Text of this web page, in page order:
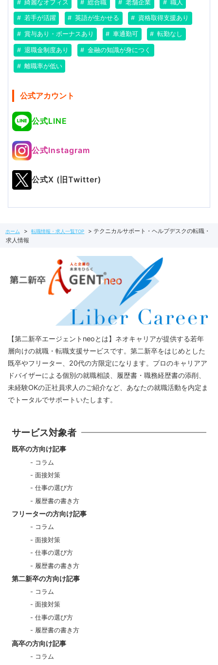
綺麗なオフィス 総合職 老舗企業 職人
若手が活躍 英語が生かせる 資格取得支援あり
賞与あり・ボーナスあり 車通勤可 転勤なし
退職金制度あり 金融の知識が身につく
離職率が低い
公式アカウント
公式LINE
公式Instagram
公式X (旧Twitter)
ホーム 転職情報・求人一覧TOP
テクニカルサポート・ヘルプデスクの転職・
求人情報
【第二新卒エージェントneoとは】ネオキャリアが提供する若年
層向けの就職・転職支援サービスです。第二新卒をはじめとした
既卒やフリーター、20代の方限定になります。プロのキャリアア
ドバイザーによる個別の就職相談、履歴書・職務経歴書の添削、
未経験OKの正社員求人のご紹介など、あなたの就職活動を内定ま
でトータルでサポートいたします。
サービス対象者
既卒の方向け記事
コラム
面接対策
仕事の選び方
履歴書の書き方
フリーターの方向け記事
コラム
面接対策
仕事の選び方
履歴書の書き方
第二新卒の方向け記事
コラム
面接対策
仕事の選び方
履歴書の書き方
高卒の方向け記事
コラム